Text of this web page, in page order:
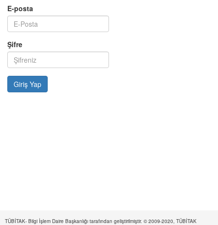
E-posta
Şifre
TÜBİTAK- Bilgi İşlem Daire Başkanlığı tarafından geliştirilmiştir. © 2009-2020, TÜBİTAK